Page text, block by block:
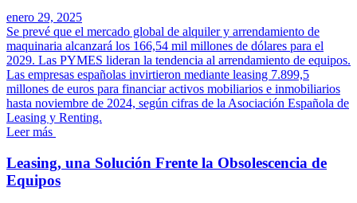
enero 29, 2025
Se prevé que el mercado global de alquiler y arrendamiento de
maquinaria alcanzará los 166,54 mil millones de dólares para el
2029. Las PYMES lideran la tendencia al arrendamiento de equipos.
Las empresas españolas invirtieron mediante leasing 7.899,5
millones de euros para financiar activos mobiliarios e inmobiliarios
hasta noviembre de 2024, según cifras de la Asociación Española de
Leasing y Renting.
Leer más
Leasing, una Solución Frente la Obsolescencia de
Equipos